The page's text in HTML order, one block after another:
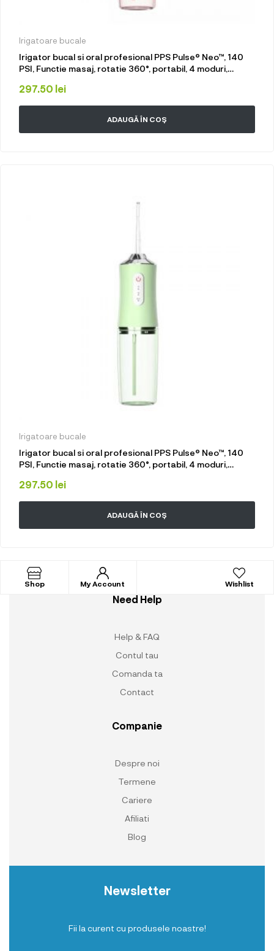
Irigatoare bucale
Irigator bucal si oral profesional PPS Pulse® Neo™, 140
PSI, Functie masaj, rotatie 360°, portabil, 4 moduri,
297.50 lei
ADAUGĂ ÎN COȘ
Irigatoare bucale
Irigator bucal si oral profesional PPS Pulse® Neo™, 140
PSI, Functie masaj, rotatie 360°, portabil, 4 moduri,
297.50 lei
ADAUGĂ ÎN COȘ
Shop My Account Wishlist
Need Help
Help & FAQ
Contul tau
Comanda ta
Contact
Companie
Despre noi
Termene
Cariere
Afiliati
Blog
Newsletter
Fii la curent cu produsele noastre!